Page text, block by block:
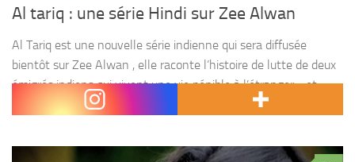
Al tariq : une série Hindi sur Zee Alwan
Al Tariq est une nouvelle série indienne qui sera diffusée
bientôt sur Zee Alwan , elle raconte l’histoire de lutte de deux
émigrés indiens qui vivent une vie pénible à l’étranger , et
espèrent...